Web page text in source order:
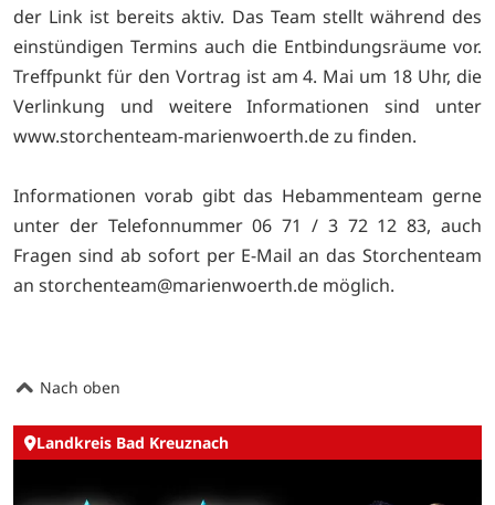
der Link ist bereits aktiv. Das Team stellt während des
einstündigen Termins auch die Entbindungsräume vor.
Treffpunkt für den Vortrag ist am 4. Mai um 18 Uhr, die
Verlinkung und weitere Informationen sind unter
www.storchenteam-marienwoerth.de zu finden.
Informationen vorab gibt das Hebammenteam gerne
unter der Telefonnummer 06 71 / 3 72 12 83, auch
Fragen sind ab sofort per E-Mail an das Storchenteam
an storchenteam@marienwoerth.de möglich.
Nach oben
Landkreis Bad Kreuznach